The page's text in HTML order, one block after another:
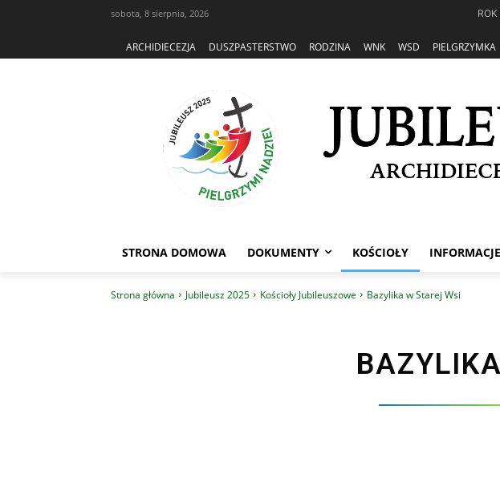
sobota, 8 sierpnia, 2026
ARCHIDIECEZJA DUSZPASTERSTWO RODZINA WNK WSD PIELGRZYMKA
STRONA DOMOWA DOKUMENTY KOŚCIOŁY
Strona główna Jubileusz 2025 Kościoły Jubileuszowe Bazylika w Starej Wsi